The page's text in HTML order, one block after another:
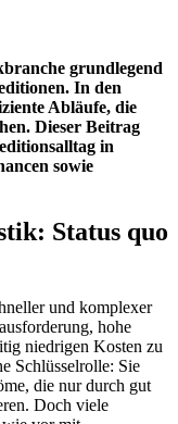
grundlegend
In den
Abläufe, die
Dieser Beitrag
in
sowie
Status quo
und komplexer
hohe
niedrigen Kosten zu
Schlüsselrolle: Sie
die nur durch gut
Doch viele